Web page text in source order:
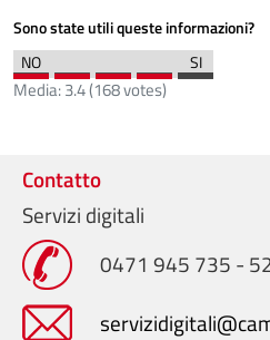
Sono state utili queste informazioni?
Media:3.4(168votes)
Contatto
Servizi digitali
0471 945 735 -